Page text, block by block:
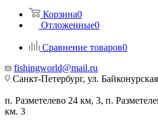
Корзина0
Отложенные0
Сравнение товаров0
fishingworld@mail.ru
Санкт-Петербург, ул.
п. Разметелево 24 км, 3, п.
км. 3